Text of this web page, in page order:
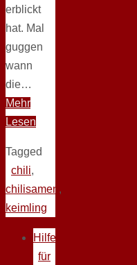
erblickt
hat. Mal
guggen
wann
die…
Mehr
Lesen
Tagged
chili,
chilisamen ,
keimling
Hilfe
für